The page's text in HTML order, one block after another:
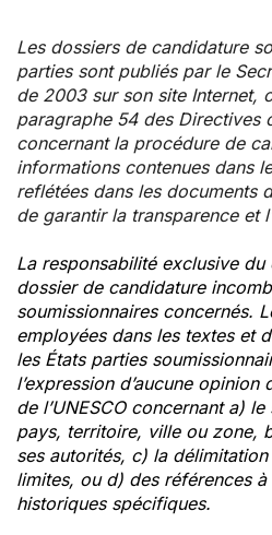
Les dossiers de candidature
parties sont publiés par le
de 2003 sur son site Internet,
paragraphe 54 des Directives
concernant la procédure de
informations contenues dans
reflétées dans les documents
de garantir la transparence et
La responsabilité exclusive du
dossier de candidature
soumissionnaires concernés.
employées dans les textes et
les États parties
l’expression d’aucune
de l’UNESCO concernant a)
pays, territoire, ville ou zone,
ses autorités, c) la
limites, ou d) des références à
historiques spécifiques.